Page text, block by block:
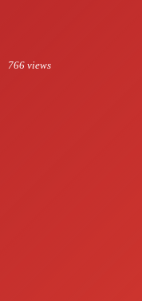
766 views